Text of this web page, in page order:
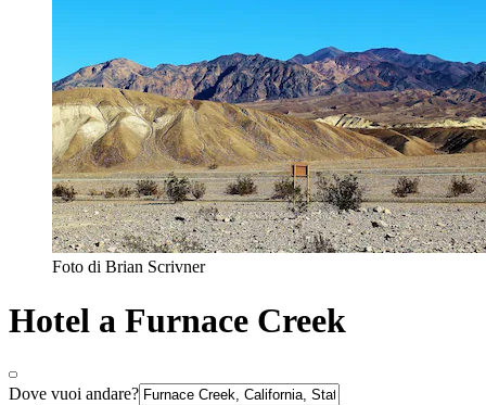
Foto di Brian Scrivner
Hotel a Furnace Creek
Dove vuoi andare?